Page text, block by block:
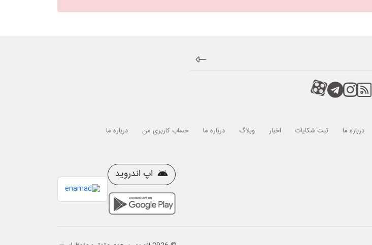
RSS
کانال آپارات
کانال تلگرام
کانال آپارات
درباره ما ثبت شکایات اخبار وبلاگ درباره ما حساب کاربری من درباره ما
اپ اندروید